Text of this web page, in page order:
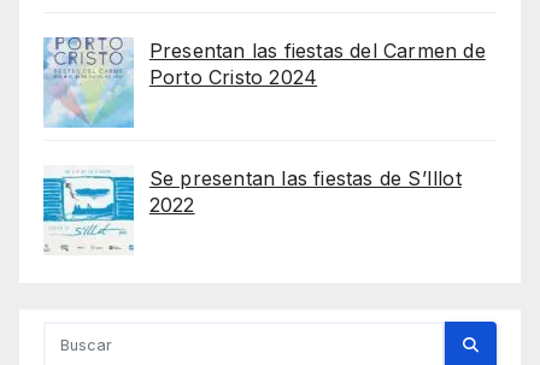
Presentan las fiestas del Carmen de
Porto Cristo 2024
Se presentan las fiestas de S’Illot
2022